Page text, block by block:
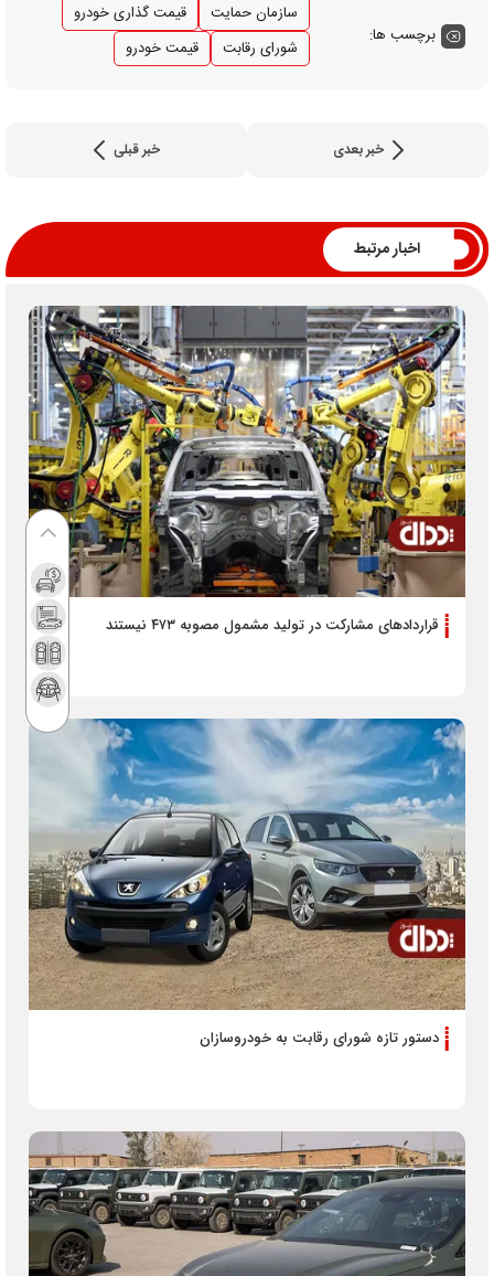
برچسب ها:
سازمان حمایت
قیمت گذاری خودرو
شورای رقابت
قیمت خودرو
خبر بعدی خبر قبلی
اخبار مرتبط
قراردادهای مشارکت در تولید مشمول مصوبه ۴۷۳ نیستند
دستور تازه شورای رقابت به خودروسازان